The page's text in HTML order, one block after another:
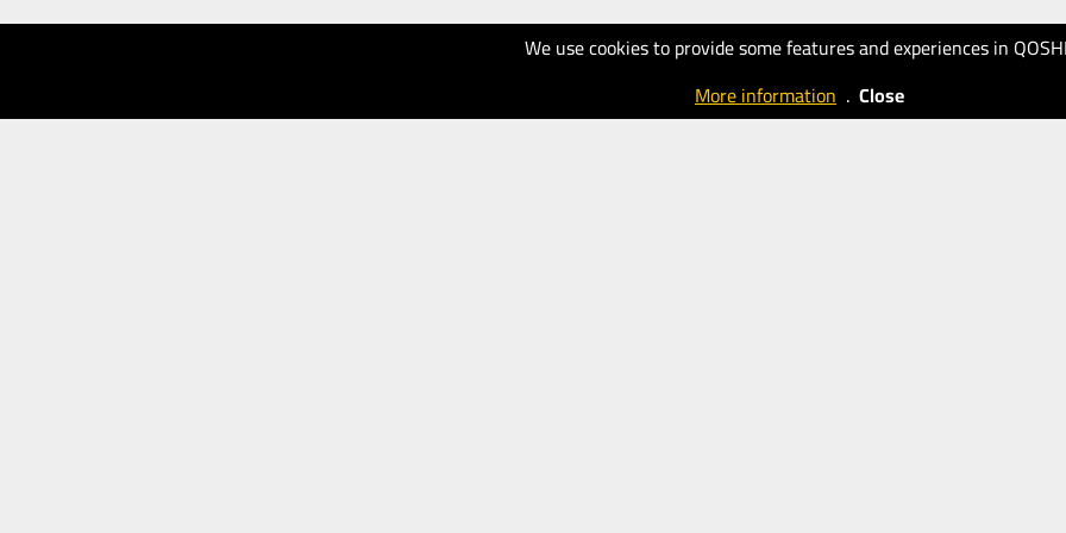
We use cookies to provide some features and experiences in
More information . Close